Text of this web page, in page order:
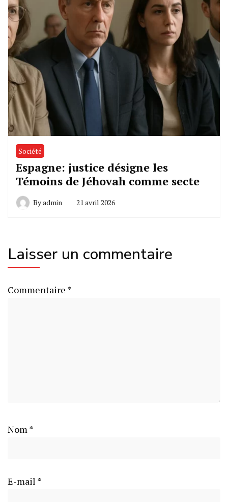
Société
Espagne: justice désigne les
Témoins de Jéhovah comme secte
Byadmin 21 avril 2026
Laisser un commentaire
Commentaire *
Nom *
E-mail *